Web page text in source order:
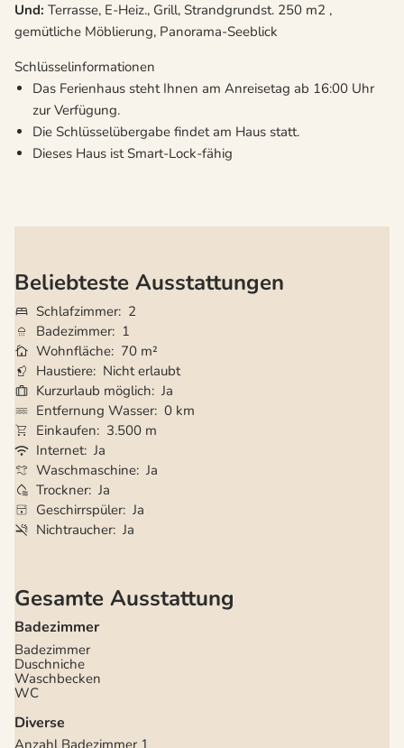
Und: Terrasse, E-Heiz., Grill, Strandgrundst. 250 m2 ,
gemütliche Möblierung, Panorama-Seeblick
Schlüsselinformationen
Das Ferienhaus steht Ihnen am Anreisetag ab 16:00 Uhr
zur Verfügung.
Die Schlüsselübergabe findet am Haus statt.
Dieses Haus ist Smart-Lock-fähig
Beliebteste Ausstattungen
Schlafzimmer 2
Badezimmer 1
Wohnfläche 70 m²
Haustiere Nicht erlaubt
Kurzurlaub möglich Ja
Entfernung Wasser 0 km
Einkaufen
3.500 m
Internet Ja
Waschmaschine Ja
Trockner Ja
Geschirrspüler Ja
Nichtraucher Ja
Gesamte Ausstattung
Badezimmer
Badezimmer
Duschniche
Waschbecken
WC
Diverse